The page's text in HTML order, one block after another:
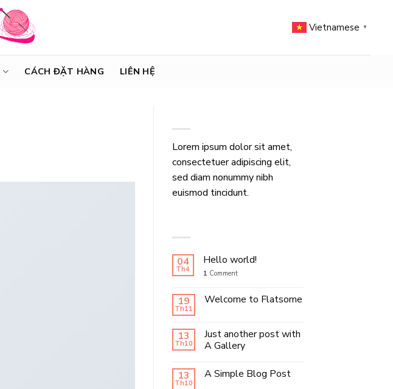
Vietnamese ▼
CÁCH ĐẶT HÀNG LIÊN HỆ
Lorem ipsum dolor sit amet,
consectetuer adipiscing elit,
sed diam nonummy nibh
euismod tincidunt.
04
Th4
Hello world!
1 Comment
19
Th11
Welcome to Flatsome
13
Th10
Just another post with
A Gallery
13
Th10
A Simple Blog Post